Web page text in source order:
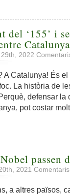
del ‘155’ i
2022
A Catalunya! És
La història de
defensar
pot costar
passen
2021
a altres països,